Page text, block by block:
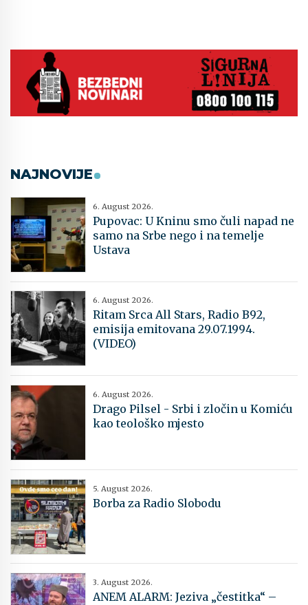
NAJNOVIJE
6. August 2026.
Pupovac: U Kninu smo čuli napad ne
samo na Srbe nego i na temelje
Ustava
6. August 2026.
Ritam Srca All Stars, Radio B92,
emisija emitovana 29.07.1994.
(VIDEO)
6. August 2026.
Drago Pilsel - Srbi i zločin u Komiću
kao teološko mjesto
5. August 2026.
Borba za Radio Slobodu
3. August 2026.
ANEM ALARM: Jeziva „čestitka“ –